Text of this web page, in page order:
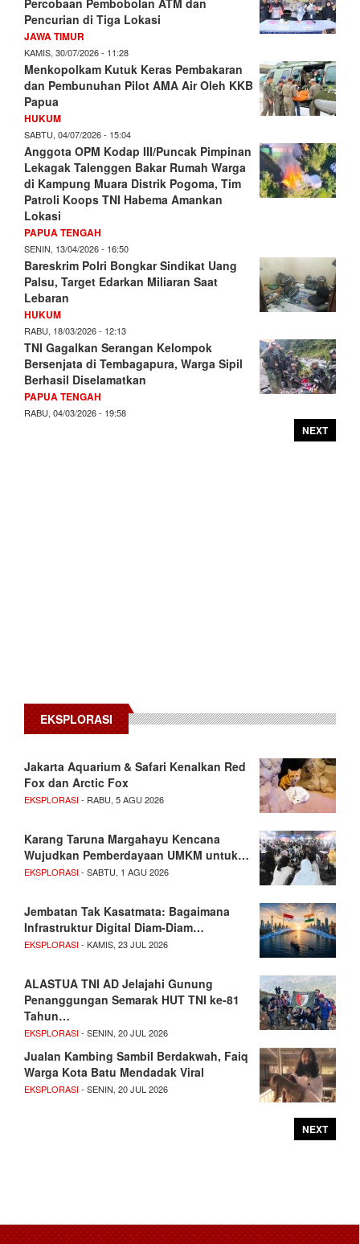
Pencurian di Tiga Lokasi
JAWA TIMUR
KAMIS, 30/07/2026 - 11:28
Menkopolkam Kutuk Keras Pembakaran
dan Pembunuhan Pilot AMA Air Oleh KKB
Papua
HUKUM
SABTU, 04/07/2026 - 15:04
Anggota OPM Kodap III/Puncak Pimpinan
Lekagak Talenggen Bakar Rumah Warga
di Kampung Muara Distrik Pogoma, Tim
Patroli Koops TNI Habema Amankan
Lokasi
PAPUA TENGAH
SENIN, 13/04/2026 - 16:50
Bareskrim Polri Bongkar Sindikat Uang
Palsu, Target Edarkan Miliaran Saat
Lebaran
HUKUM
RABU, 18/03/2026 - 12:13
TNI Gagalkan Serangan Kelompok
Bersenjata di Tembagapura, Warga Sipil
Berhasil Diselamatkan
PAPUA TENGAH
RABU, 04/03/2026 - 19:58
NEXT
EKSPLORASI
Jakarta Aquarium & Safari Kenalkan Red
Fox dan Arctic Fox
EKSPLORASI- RABU, 5 AGU 2026
Karang Taruna Margahayu Kencana
Wujudkan Pemberdayaan UMKM untuk…
EKSPLORASI- SABTU, 1 AGU 2026
Jembatan Tak Kasatmata: Bagaimana
Infrastruktur Digital Diam-Diam…
EKSPLORASI- KAMIS, 23 JUL 2026
ALASTUA TNI AD Jelajahi Gunung
Penanggungan Semarak HUT TNI ke-81
Tahun…
EKSPLORASI- SENIN, 20 JUL 2026
Jualan Kambing Sambil Berdakwah, Faiq
Warga Kota Batu Mendadak Viral
EKSPLORASI- SENIN, 20 JUL 2026
NEXT